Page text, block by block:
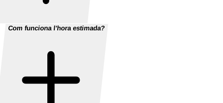
Com funciona l'hora estimada?